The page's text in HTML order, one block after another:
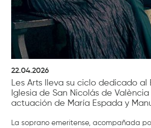
22.04.2026
Les Arts lleva su ciclo dedicado al
Iglesia de San Nicolás de
actuación de María Espada y
La soprano emeritense, acompañada